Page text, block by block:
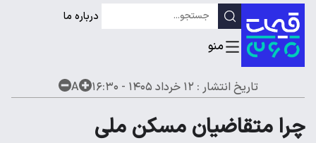
درباره ما
تاریخ انتشار : ۱۲ خرداد ۱۴۰۵ - ۱۶:۳۰ A
چرا متقاضیان مسکن ملی